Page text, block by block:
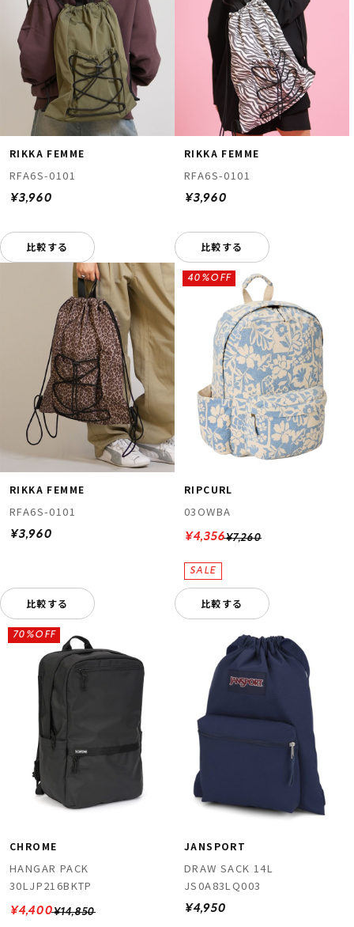
RIKKA FEMME
RFA6S-0101
¥3,960
比較する
RIKKA FEMME
RFA6S-0101
¥3,960
比較する
RIKKA FEMME
RFA6S-0101
¥3,960
比較する
RIPCURL
03OWBA
¥7,260
40%OFF
¥4,356
比較する
CHROME
HANGAR PACK
30LJP216BKTP
¥14,850
70%OFF
¥4,400
JANSPORT
DRAW SACK 14L
JS0A83LQ003
¥4,950